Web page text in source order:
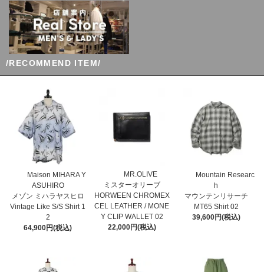
/RECOMMEND ITEM/
Maison MIHARA Y
ASUHIRO
メゾン ミハラヤスヒロ
Vintage Like S/S Shirt 1
2
64,900円(税込)
MR.OLIVE
ミスターオリーブ
HORWEEN CHROMEX
CEL LEATHER / MONE
Y CLIP WALLET 02
22,000円(税込)
Mountain Researc
h
マウンテンリサーチ
MT65 Shirt 02
39,600円(税込)